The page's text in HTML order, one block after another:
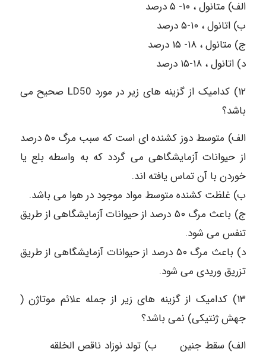
الف) متانول ، ۱۰- ۵ درصد
ب) اتانول ، ۱۰-۵ درصد
ج) متانول ، ۱۸- ۱۵ درصد
د) اتانول ، ۱۸-۱۵ درصد
۱۲) کدامیک از گزینه های زیر در مورد LD50 صحیح می
باشد؟
الف) متوسط دوز کشنده ای است که سبب مرگ ۵۰ درصد
از حیوانات آزمایشگاهی می گردد که به واسطه بلع یا
خوردن با آن تماس یافته اند.
ب) غلظت کشنده متوسط مواد موجود در هوا می باشد.
ج) باعث مرگ ۵۰ درصد از حیوانات آزمایشگاهی از طریق
تنفس می شود.
د) باعث مرگ ۵۰ درصد از حیوانات آزمایشگاهی از طریق
تزریق وریدی می شود.
۱۳) کدامیک از گزینه های زیر از جمله علائم موتاژن (
جهش ژنتیکی) نمی باشد؟
الف) سقط جنین ب) تولد نوزاد ناقص الخلقه